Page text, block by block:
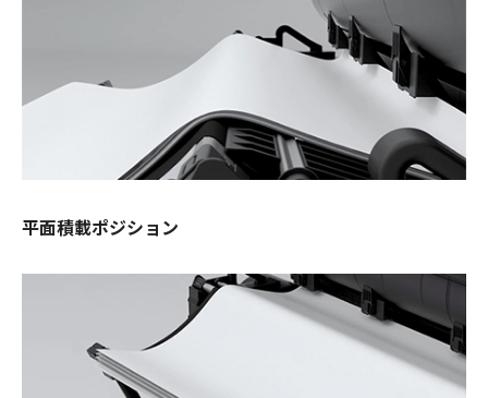
平面積載ポジション